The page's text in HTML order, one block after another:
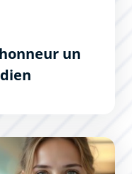
un
à Carcassonne